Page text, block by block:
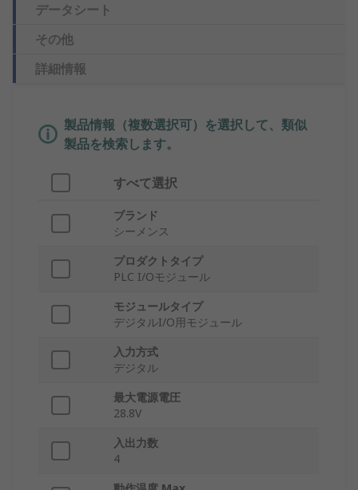
データシート
その他
詳細情報
製品情報（複数選択可）を選択して、類似
製品を検索します。
すべて選択
ブランド
シーメンス
プロダクトタイプ
PLC I/Oモジュール
モジュールタイプ
デジタルI/O用モジュール
入力方式
デジタル
最大電源電圧
28.8V
入出力数
4